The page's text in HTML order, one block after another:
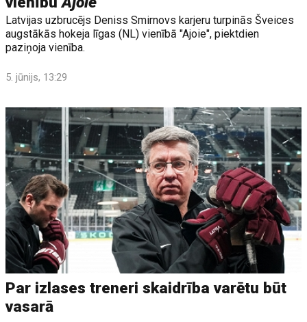
Latvijas uzbrucējs Deniss Smirnovs karjeru turpinās Šveices
augstākās hokeja līgas (NL) vienībā "Ajoie", piektdien
paziņoja vienība.
5. jūnijs, 13:29
Par izlases treneri skaidrība varētu būt
vasarā